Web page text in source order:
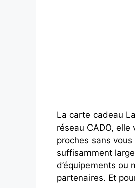
La carte cadeau
réseau CADO,
proches sans
suffisamment
d’équipements ou
partenaires. Et